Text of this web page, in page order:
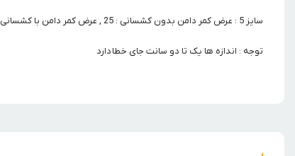
سایز 5 : عرض کمر دامن بدون کشسانی : 25 , عرض کمر دامن با کشسانی کامل : 50 , قد دامن :54
توجه : اندازه ها یک تا دو سانت جای خطا دارد